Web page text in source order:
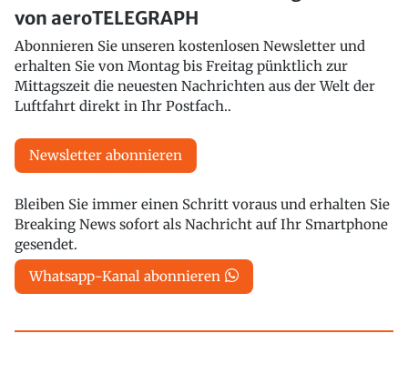
von aeroTELEGRAPH
Abonnieren Sie unseren kostenlosen Newsletter und
erhalten Sie von Montag bis Freitag pünktlich zur
Mittagszeit die neuesten Nachrichten aus der Welt der
Luftfahrt direkt in Ihr Postfach..
Newsletter abonnieren
Bleiben Sie immer einen Schritt voraus und erhalten Sie
Breaking News sofort als Nachricht auf Ihr Smartphone
gesendet.
Whatsapp-Kanal abonnieren